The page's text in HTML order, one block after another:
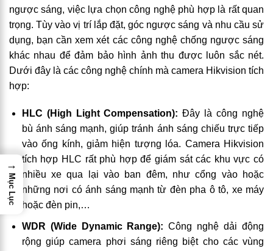
ngược sáng, việc lựa chọn công nghệ phù hợp là rất quan
trọng. Tùy vào vị trí lắp đặt, góc ngược sáng và nhu cầu sử
dụng, bạn cần xem xét các công nghệ chống ngược sáng
khác nhau để đảm bảo hình ảnh thu được luôn sắc nét.
Dưới đây là các công nghệ chính mà camera Hikvision tích
hợp:
HLC (High Light Compensation): Đây là công nghệ
bù ánh sáng mạnh, giúp tránh ánh sáng chiếu trực tiếp
vào ống kính, giảm hiện tượng lóa. Camera Hikvision
tích hợp HLC rất phù hợp để giám sát các khu vực có
nhiều xe qua lại vào ban đêm, như cổng vào hoặc
những nơi có ánh sáng mạnh từ đèn pha ô tô, xe máy
hoặc đèn pin,…
WDR (Wide Dynamic Range): Công nghệ dải động
rộng giúp camera phơi sáng riêng biệt cho các vùng
→
Mục Lục